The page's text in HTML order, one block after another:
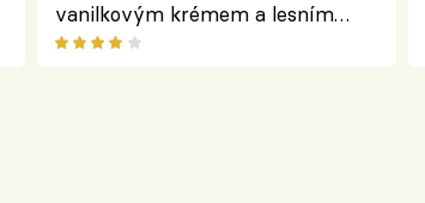
vanilkovým krémem a lesním
ovocem podle Bread Society